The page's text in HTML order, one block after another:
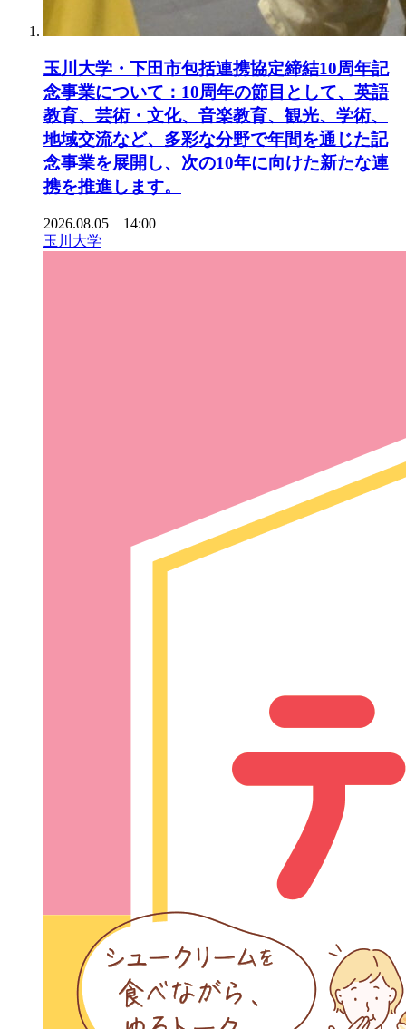
玉川大学・下田市包括連携協定締結10周年記
念事業について：10周年の節目として、英語
教育、芸術・文化、音楽教育、観光、学術、
地域交流など、多彩な分野で年間を通じた記
念事業を展開し、次の10年に向けた新たな連
携を推進します。
2026.08.05 14:00
玉川大学